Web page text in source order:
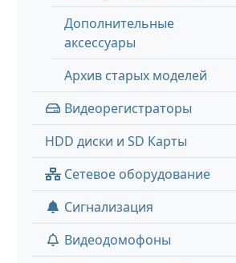
Дополнительные
аксессуары
Архив старых моделей
Видеорегистраторы
HDD диски и SD Карты
Сетевое оборудование
Сигнализация
Видеодомофоны